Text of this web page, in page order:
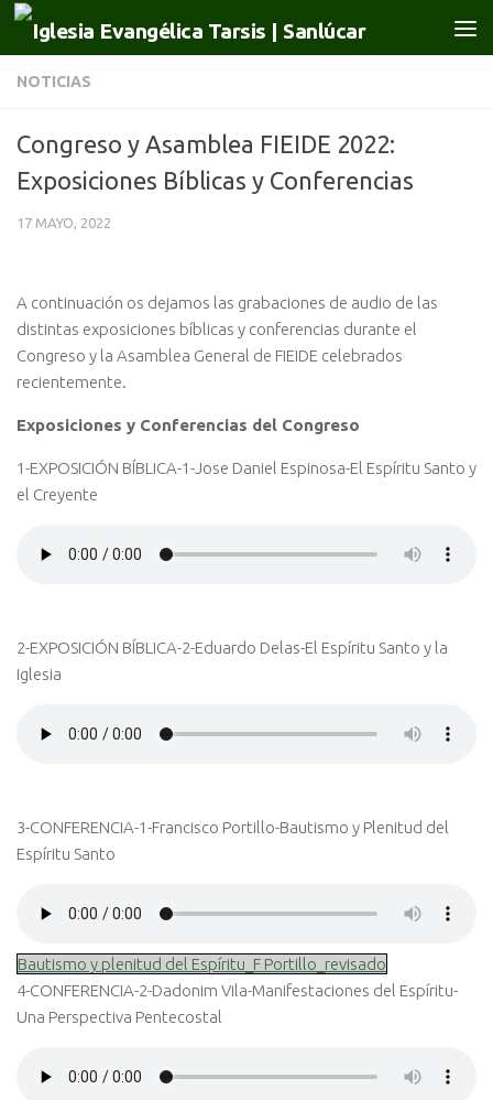
Saltar al contenido
NOTICIAS
Congreso y Asamblea FIEIDE 2022:
Exposiciones Bíblicas y Conferencias
17 MAYO, 2022
A continuación os dejamos las grabaciones de audio de las
distintas exposiciones bíblicas y conferencias durante el
Congreso y la Asamblea General de FIEIDE celebrados
recientemente.
Exposiciones y Conferencias del Congreso
1-EXPOSICIÓN BÍBLICA-1-Jose Daniel Espinosa-El Espíritu Santo y
el Creyente
2-EXPOSICIÓN BÍBLICA-2-Eduardo Delas-El Espíritu Santo y la
Iglesia
3-CONFERENCIA-1-Francisco Portillo-Bautismo y Plenitud del
Espíritu Santo
Bautismo y plenitud del Espíritu_F Portillo_revisado
4-CONFERENCIA-2-Dadonim Vila-Manifestaciones del Espíritu-
Una Perspectiva Pentecostal